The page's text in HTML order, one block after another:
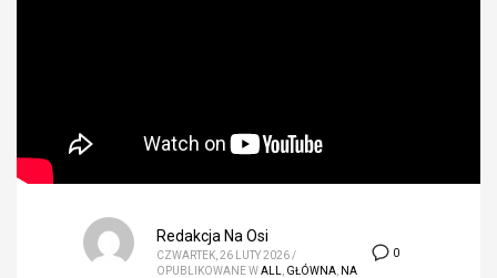
0
Redakcja Na Osi
CZWARTEK, 26 LUTY 2026 /
OPUBLIKOWANE WALL GŁÓWNA NA